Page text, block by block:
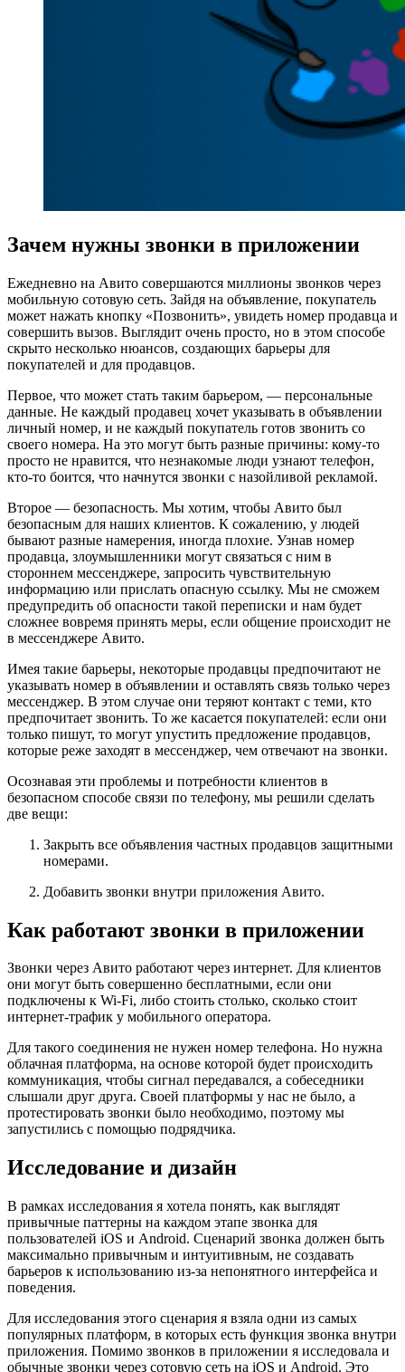
Зачем нужны звонки в приложении
Ежедневно на Авито совершаются миллионы звонков через
мобильную сотовую сеть. Зайдя на объявление, покупатель
может нажать кнопку «Позвонить», увидеть номер продавца и
совершить вызов. Выглядит очень просто, но в этом способе
скрыто несколько нюансов, создающих барьеры для
покупателей и для продавцов.
Первое, что может стать таким барьером, — персональные
данные. Не каждый продавец хочет указывать в объявлении
личный номер, и не каждый покупатель готов звонить со
своего номера. На это могут быть разные причины: кому-то
просто не нравится, что незнакомые люди узнают телефон,
кто-то боится, что начнутся звонки с назойливой рекламой.
Второе — безопасность. Мы хотим, чтобы Авито был
безопасным для наших клиентов. К сожалению, у людей
бывают разные намерения, иногда плохие. Узнав номер
продавца, злоумышленники могут связаться с ним в
стороннем мессенджере, запросить чувствительную
информацию или прислать опасную ссылку. Мы не сможем
предупредить об опасности такой переписки и нам будет
сложнее вовремя принять меры, если общение происходит не
в мессенджере Авито.
Имея такие барьеры, некоторые продавцы предпочитают не
указывать номер в объявлении и оставлять связь только через
мессенджер. В этом случае они теряют контакт с теми, кто
предпочитает звонить. То же касается покупателей: если они
только пишут, то могут упустить предложение продавцов,
которые реже заходят в мессенджер, чем отвечают на звонки.
Осознавая эти проблемы и потребности клиентов в
безопасном способе связи по телефону, мы решили сделать
две вещи:
Закрыть все объявления частных продавцов защитными
номерами.
Добавить звонки внутри приложения Авито.
Как работают звонки в приложении
Звонки через Авито работают через интернет. Для клиентов
они могут быть совершенно бесплатными, если они
подключены к Wi-Fi, либо стоить столько, сколько стоит
интернет-трафик у мобильного оператора.
Для такого соединения не нужен номер телефона. Но нужна
облачная платформа, на основе которой будет происходить
коммуникация, чтобы сигнал передавался, а собеседники
слышали друг друга. Своей платформы у нас не было, а
протестировать звонки было необходимо, поэтому мы
запустились с помощью подрядчика.
Исследование и дизайн
В рамках исследования я хотела понять, как выглядят
привычные паттерны на каждом этапе звонка для
пользователей iOS и Android. Сценарий звонка должен быть
максимально привычным и интуитивным, не создавать
барьеров к использованию из-за непонятного интерфейса и
поведения.
Для исследования этого сценария я взяла одни из самых
популярных платформ, в которых есть функция звонка внутри
приложения. Помимо звонков в приложении я исследовала и
обычные звонки через сотовую сеть на iOS и Android. Это